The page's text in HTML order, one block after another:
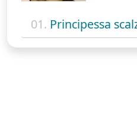
01. Principessa